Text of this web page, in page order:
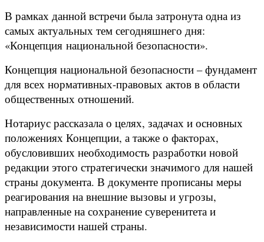
В рамках данной встречи была затронута одна из
самых актуальных тем сегодняшнего дня:
«Концепция национальной безопасности».
Концепция национальной безопасности – фундамент
для всех нормативных-правовых актов в области
общественных отношений.
Нотариус рассказала о целях, задачах и основных
положениях Концепции, а также о факторах,
обусловивших необходимость разработки новой
редакции этого стратегически значимого для нашей
страны документа. В документе прописаны меры
реагирования на внешние вызовы и угрозы,
направленные на сохранение суверенитета и
независимости нашей страны.